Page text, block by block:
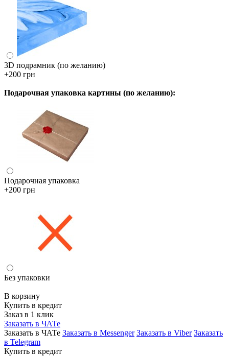
3D подрамник (по желанию)
+200 грн
Подарочная упаковка картины (по желанию):
Подарочная упаковка
+200 грн
Без упаковки
В корзину
Купить в кредит
Заказ в 1 клик
Заказать в ЧАТе
Заказать в ЧАТе Заказать в Messenger Заказать в Viber Заказать
в Telegram
Купить в кредит